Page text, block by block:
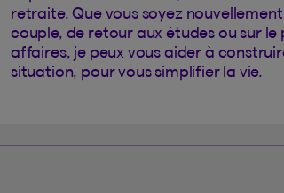
retraite. Que vous soyez
couple, de retour aux études ou sur le
affaires, je peux vous aider à
situation, pour vous simplifier la vie.